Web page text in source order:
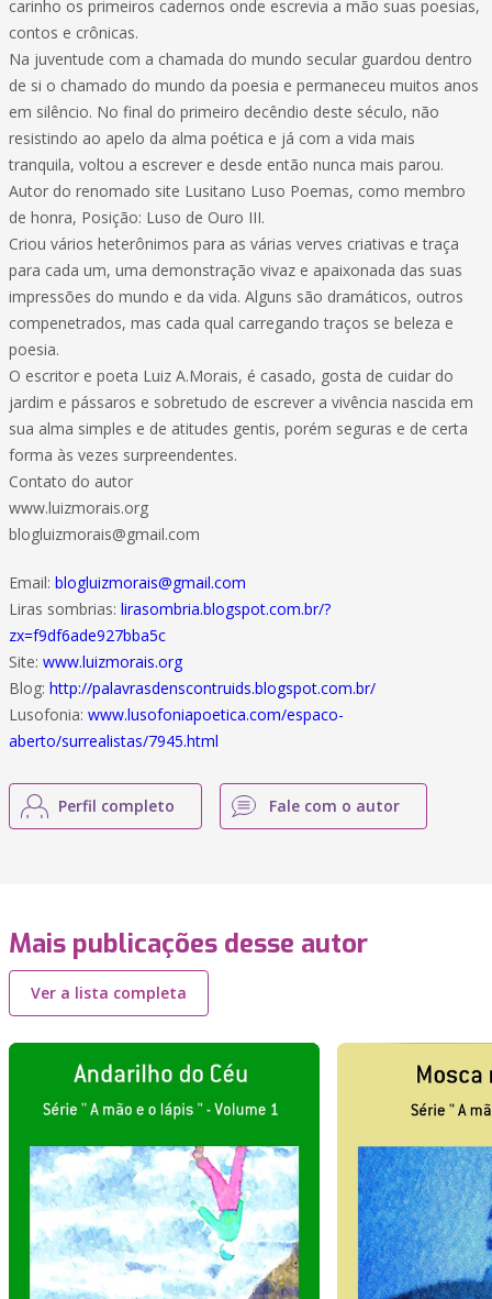
carinho os primeiros cadernos onde escrevia a mão suas poesias,
contos e crônicas.
Na juventude com a chamada do mundo secular guardou dentro
de si o chamado do mundo da poesia e permaneceu muitos anos
em silêncio. No final do primeiro decêndio deste século, não
resistindo ao apelo da alma poética e já com a vida mais
tranquila, voltou a escrever e desde então nunca mais parou.
Autor do renomado site Lusitano Luso Poemas, como membro
de honra, Posição: Luso de Ouro III.
Criou vários heterônimos para as várias verves criativas e traça
para cada um, uma demonstração vivaz e apaixonada das suas
impressões do mundo e da vida. Alguns são dramáticos, outros
compenetrados, mas cada qual carregando traços se beleza e
poesia.
O escritor e poeta Luiz A.Morais, é casado, gosta de cuidar do
jardim e pássaros e sobretudo de escrever a vivência nascida em
sua alma simples e de atitudes gentis, porém seguras e de certa
forma às vezes surpreendentes.
Contato do autor
www.luizmorais.org
blogluizmorais@gmail.com
Email: blogluizmorais@gmail.com
Liras sombrias: lirasombria.blogspot.com.br/?
zx=f9df6ade927bba5c
Site: www.luizmorais.org
Blog: http://palavrasdenscontruids.blogspot.com.br/
Lusofonia: www.lusofoniapoetica.com/espaco-
aberto/surrealistas/7945.html
Perfil completo Fale com o autor
Mais publicações desse autor
Ver a lista completa